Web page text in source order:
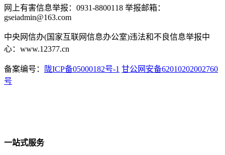
网上有害信息举报：0931-8800118 举报邮箱：
gseiadmin@163.com
中央网信办(国家互联网信息办公室)违法和不良信息举报中
心：www.12377.cn
备案编号： 陇ICP备05000182号-1 甘公网安备62010202002760
号
一站式服务